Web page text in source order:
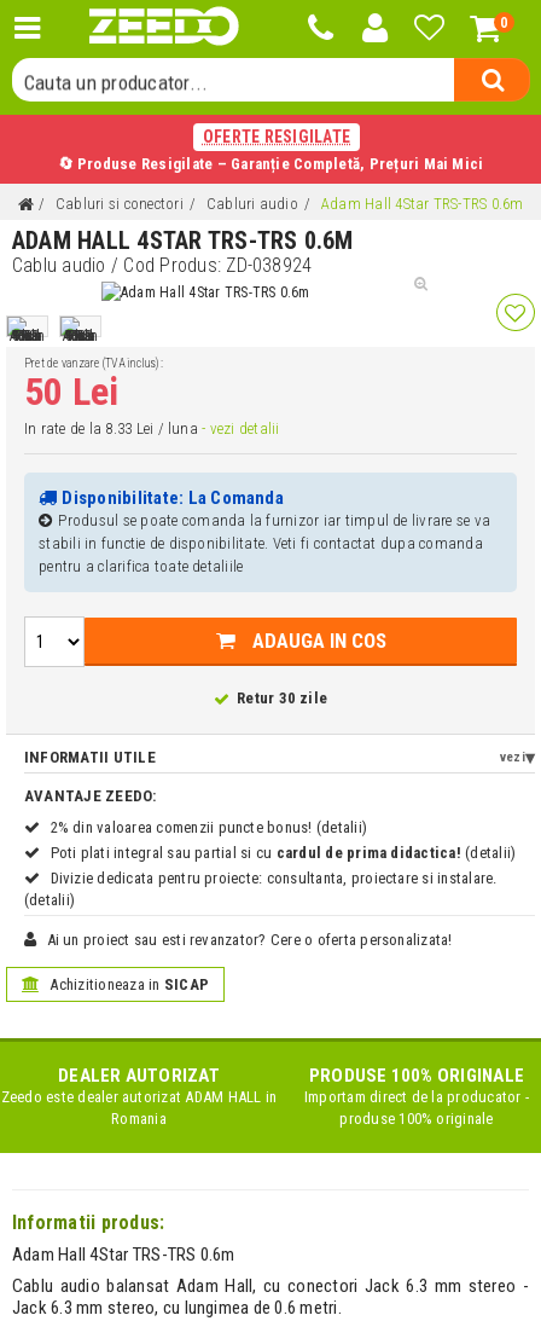
0
Cauta o categorie...
Cauta un producator...
Cauta un produs...
OFERTE RESIGILATE
🔄 Produse Resigilate – Garanție Completă, Prețuri Mai Mici
Cabluri si conectori Cabluri audio Adam Hall 4Star TRS-TRS 0.6m
ADAM HALL 4STAR TRS-TRS 0.6M
Cablu audio / Cod Produs: ZD-038924
Pret de vanzare (TVA inclus):
50 Lei
In rate de la 8.33 Lei / luna- vezi detalii
Disponibilitate: La Comanda
Produsul se poate comanda la furnizor iar timpul de livrare se va
stabili in functie de disponibilitate. Veti fi contactat dupa comanda
pentru a clarifica toate detaliile
ADAUGA IN COS
Retur 30 zile
INFORMATII UTILE vezi
AVANTAJE ZEEDO:
2% din valoarea comenzii puncte bonus! (detalii)
Poti plati integral sau partial si cu cardul de prima didactica! (detalii)
Divizie dedicata pentru proiecte: consultanta, proiectare si instalare.
(detalii)
Ai un proiect sau esti revanzator? Cere o oferta personalizata!
Achizitioneaza in SICAP
DEALER AUTORIZAT
Zeedo este dealer autorizatADAM HALL in
Romania
PRODUSE 100% ORIGINALE
Importam direct de la producator -
produse 100% originale
Informatii produs:
Adam Hall 4Star TRS-TRS 0.6m
Cablu audio balansat Adam Hall, cu conectori Jack 6.3 mm stereo -
Jack 6.3 mm stereo, cu lungimea de 0.6 metri.